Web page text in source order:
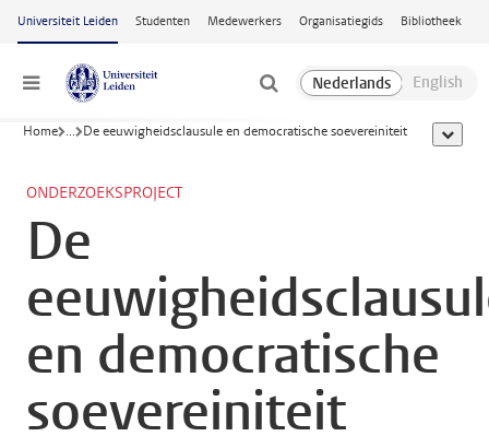
Ga naar hoofdinhoud
Universiteit Leiden Studenten Medewerkers Organisatiegids Bibliotheek
Menu
Home ... De eeuwigheidsclausule en democratische soevereiniteit toon
ONDERZOEKSPROJECT
De
en democratische
soevereiniteit